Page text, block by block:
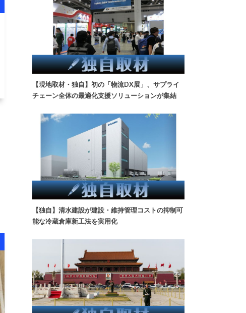
【現地取材・独自】初の「物流DX展」、サプライ
チェーン全体の最適化支援ソリューションが集結
【独自】清水建設が建設・維持管理コストの抑制可
能な冷蔵倉庫新工法を実用化